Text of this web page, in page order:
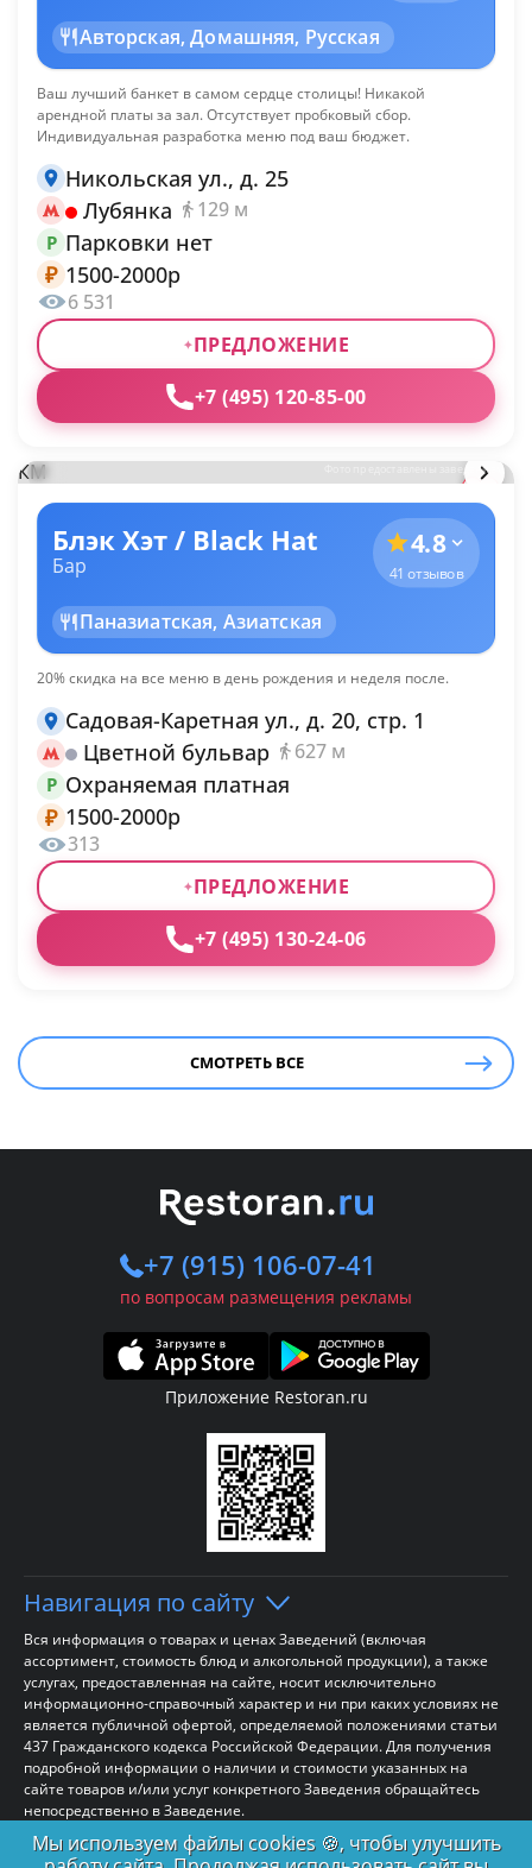
Авторская, Домашняя, Русская
Ваш лучший банкет в самом сердце столицы! Никакой
арендной платы за зал. Отсутствует пробковый сбор.
Индивидуальная разработка меню под ваш бюджет.
Никольская ул., д. 25
Лубянка
129 м
P Парковки нет
₽ 1500-2000р
6 531
ПРЕДЛОЖЕНИЕ
+7 (495) 120-85-00
Фото предоставлены заведением
КМ
Блэк Хэт / Black Hat
Бар
4.8
41 отзывов
Паназиатская, Азиатская
20% скидка на все меню в день рождения и неделя после.
Садовая-Каретная ул., д. 20, стр. 1
Цветной бульвар
627 м
P Охраняемая платная
₽ 1500-2000р
313
ПРЕДЛОЖЕНИЕ
+7 (495) 130-24-06
СМОТРЕТЬ ВСЕ
+7 (915) 106-07-41
по вопросам размещения рекламы
Приложение Restoran.ru
Навигация по сайту
Вся информация о товарах и ценах Заведений (включая
ассортимент, стоимость блюд и алкогольной продукции), а также
услугах, предоставленная на сайте, носит исключительно
информационно-справочный характер и ни при каких условиях не
является публичной офертой, определяемой положениями статьи
437 Гражданского кодекса Российской Федерации. Для получения
подробной информации о наличии и стоимости указанных на
сайте товаров и/или услуг конкретного Заведения обращайтесь
непосредственно в Заведение.
Мы используем файлы cookies 🍪, чтобы улучшить